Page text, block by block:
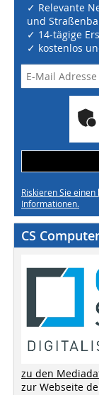
✓ Relevante
und
✓ 14-tägige
✓ kostenlos
Riskieren Sie
Informationen.
CS
zu den
zur Webseite